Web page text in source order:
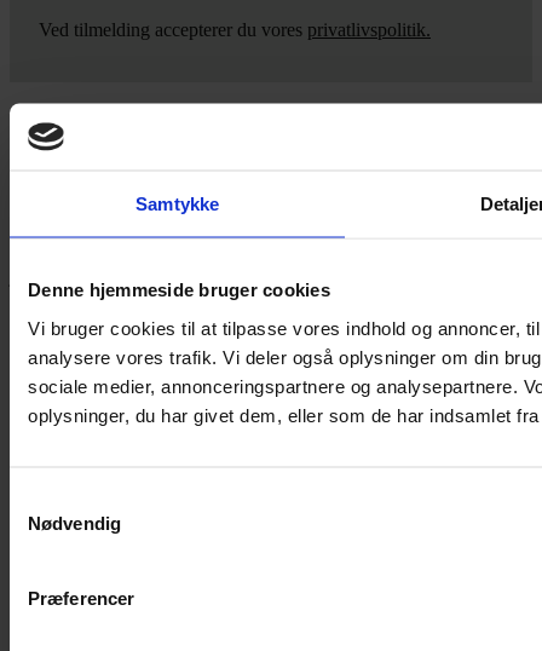
Samtykke
Denne hjemmeside bruger cookies
Vi bruger cookies til at tilpasse vores indhold og annoncer,
analysere vores trafik. Vi deler også oplysninger om din
sociale medier, annonceringspartnere og analysepartnere.
oplysninger, du har givet dem, eller som de har indsamlet
Nødvendig
Præferencer
Ved tilmelding accepterer du vores privatlivspolitik.
Yarn Every Wear
Hvis du bøvler med noget eller ønsker ny inspiration, så skriv til
Vestergade 12 6270, Tønder
60 51 96 50
post@yarneverywear.dk
CVR 43041649
Facebook-f Instagram
Handelsbetingelser
Handelsbetingelser